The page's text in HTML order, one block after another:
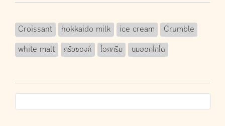
Croissant hokkaido milk ice cream
Crumble
white malt
ครัวซองค์ ไอศกรีม นมฮอกไกโด